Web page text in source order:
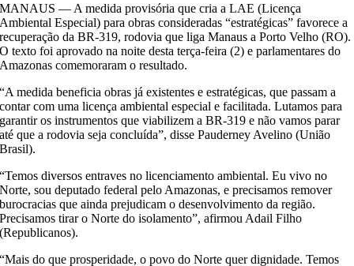
MANAUS — A medida provisória que cria a LAE (Licença
Ambiental Especial) para obras consideradas “estratégicas” favorece a
recuperação da BR-319, rodovia que liga Manaus a Porto Velho (RO).
O texto foi aprovado na noite desta terça-feira (2) e parlamentares do
Amazonas comemoraram o resultado.
“A medida beneficia obras já existentes e estratégicas, que passam a
contar com uma licença ambiental especial e facilitada. Lutamos para
garantir os instrumentos que viabilizem a BR-319 e não vamos parar
até que a rodovia seja concluída”, disse Pauderney Avelino (União
Brasil).
“Temos diversos entraves no licenciamento ambiental. Eu vivo no
Norte, sou deputado federal pelo Amazonas, e precisamos remover
burocracias que ainda prejudicam o desenvolvimento da região.
Precisamos tirar o Norte do isolamento”, afirmou Adail Filho
(Republicanos).
“Mais do que prosperidade, o povo do Norte quer dignidade. Temos